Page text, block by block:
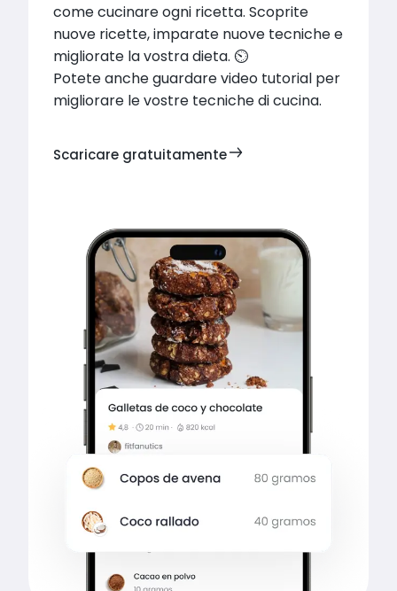
come cucinare ogni ricetta. Scoprite
nuove ricette, imparate nuove tecniche e
migliorate la vostra dieta. ⏲
Potete anche guardare video tutorial per
migliorare le vostre tecniche di cucina.
Scaricare gratuitamente